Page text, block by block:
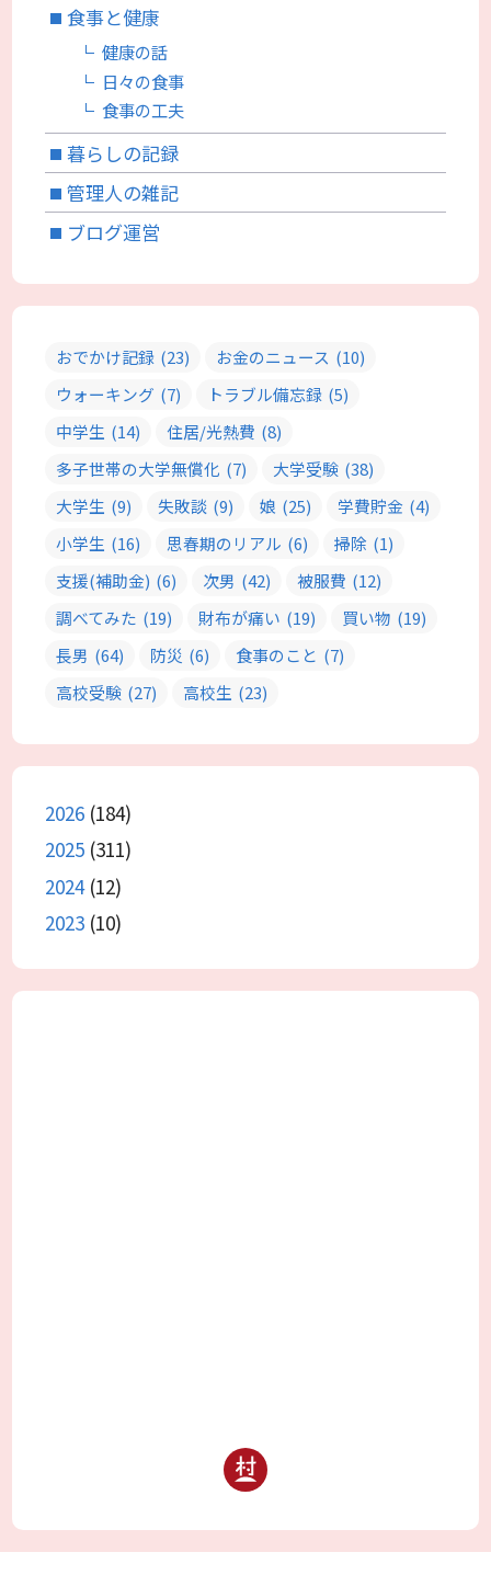
食事と健康
健康の話
日々の食事
食事の工夫
暮らしの記録
管理人の雑記
ブログ運営
おでかけ記録 (23) お金のニュース (10)
ウォーキング (7) トラブル備忘録 (5)
中学生 (14) 住居/光熱費 (8)
多子世帯の大学無償化 (7) 大学受験 (38)
大学生 (9) 失敗談 (9) 娘 (25) 学費貯金 (4)
小学生 (16) 思春期のリアル (6) 掃除 (1)
支援(補助金) (6) 次男 (42) 被服費 (12)
調べてみた (19) 財布が痛い (19) 買い物 (19)
長男 (64) 防災 (6) 食事のこと (7)
高校受験 (27) 高校生 (23)
2026 (184)
2025 (311)
2024(12)
2023 (10)